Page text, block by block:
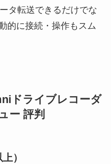
タ転送できるだけでな
的に接続・操作もスム
ドライブレコーダ
ー 評判
）